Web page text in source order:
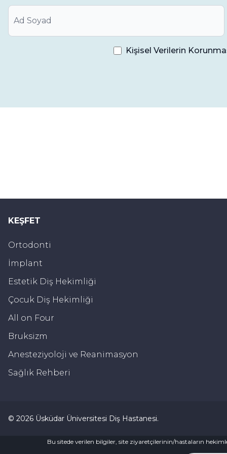
Diş hekiminizle düzenli
aşamada tespit etmeye ve uygun tedaviyi
Mine kaybı durumunda, en etkili tedavi
önemlidir. Diş hekimi, diş minesinin kaybının
Önleyici önlemler almak, düzenli diş bakımını
Kişisel Verilerin
KEŞFET
Ortodonti
İmplant
Estetik Diş Hekimliği
Çocuk Diş Hekimliği
All on Four
Bruksizm
Anesteziyoloji ve Reanimasyon
Sağlık Rehberi
© 2026 Üsküdar Üniversitesi Diş Hastanesi.
Bu sitede verilen bilgiler, site ziyaretçilerinin/hastaların